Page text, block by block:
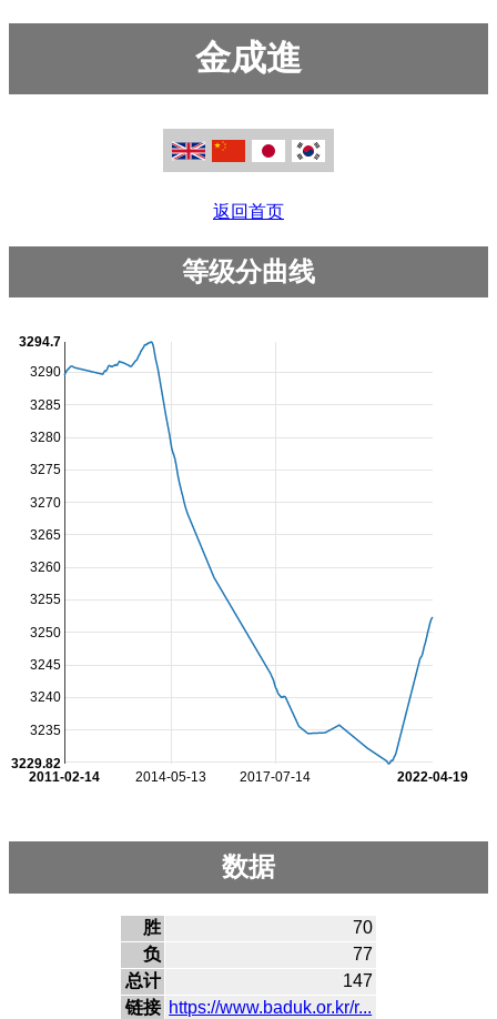
金成進
返回首页
等级分曲线
2014-05-13 2017-07-14
2011-02-14 2022-04-19
3235
3240
3245
3250
3255
3260
3265
3270
3275
3280
3285
3290
3229.82
3294.7
数据
胜
70
负
77
总计
147
链接 https://www.baduk.or.kr/r...